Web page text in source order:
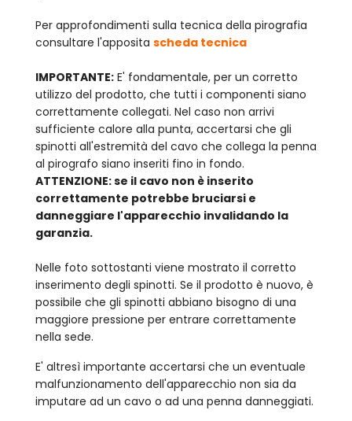
Per approfondimenti sulla tecnica della pirografia
consultare l'apposita scheda tecnica
IMPORTANTE: E' fondamentale, per un corretto
utilizzo del prodotto, che tutti i componenti siano
correttamente collegati. Nel caso non arrivi
sufficiente calore alla punta, accertarsi che gli
spinotti all'estremità del cavo che collega la penna
al pirografo siano inseriti fino in fondo.
ATTENZIONE: se il cavo non è inserito
correttamente potrebbe bruciarsi e
danneggiare l'apparecchio invalidando la
garanzia.
Nelle foto sottostanti viene mostrato il corretto
inserimento degli spinotti. Se il prodotto è nuovo, è
possibile che gli spinotti abbiano bisogno di una
maggiore pressione per entrare correttamente
nella sede.
E' altresì importante accertarsi che un eventuale
malfunzionamento dell'apparecchio non sia da
imputare ad un cavo o ad una penna danneggiati.